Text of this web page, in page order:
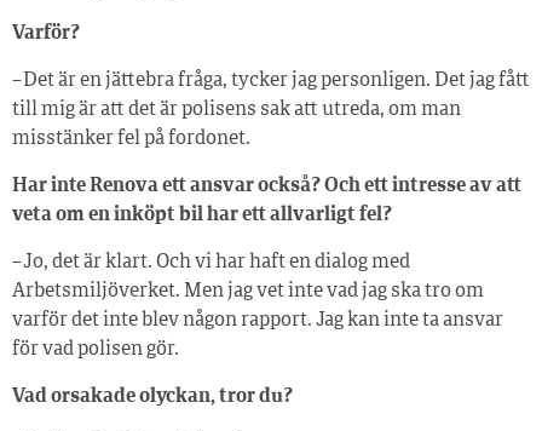
Varför?
– Det är en jättebra fråga, tycker jag personligen. Det jag fått
till mig är att det är polisens sak att utreda, om man
misstänker fel på fordonet.
Har inte Renova ett ansvar också? Och ett intresse av att
veta om en inköpt bil har ett allvarligt fel?
– Jo, det är klart. Och vi har haft en dialog med
Arbetsmiljöverket. Men jag vet inte vad jag ska tro om
varför det inte blev någon rapport. Jag kan inte ta ansvar
för vad polisen gör.
Vad orsakade olyckan, tror du?